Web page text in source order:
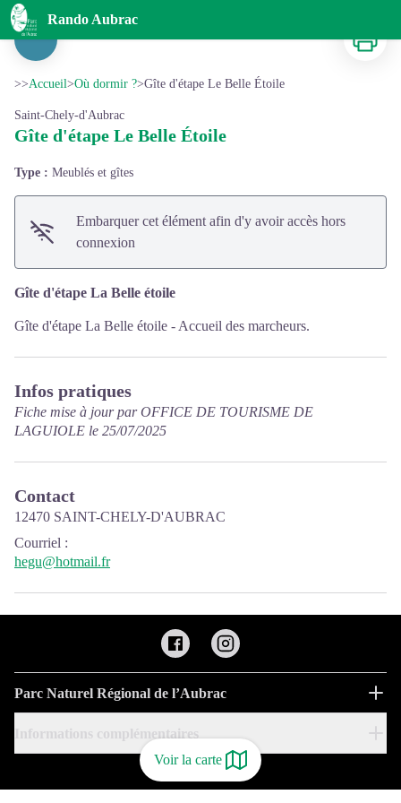
Rando Aubrac
Gîte d'étape Le Belle Étoile
Voir la carte
>>Accueil>Où dormir ?>Gîte d'étape Le Belle Étoile
Saint-Chely-d'Aubrac
Gîte d'étape Le Belle Étoile
Type : Meublés et gîtes
Embarquer cet élément afin d'y avoir accès hors
connexion
Gîte d'étape La Belle étoile
Gîte d'étape La Belle étoile - Accueil des marcheurs.
Infos pratiques
Fiche mise à jour par OFFICE DE TOURISME DE
LAGUIOLE le 25/07/2025
Contact
12470 SAINT-CHELY-D'AUBRAC
Courriel :
hegu@hotmail.fr
Parc Naturel Régional de l’Aubrac
Informations complémentaires